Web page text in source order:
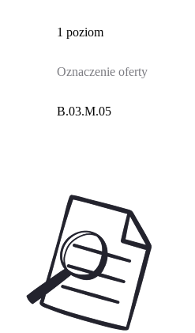
1 poziom
Oznaczenie oferty
B.03.M.05